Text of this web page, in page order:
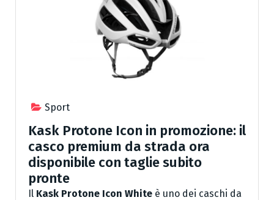
Sport
Kask Protone Icon in promozione: il
casco premium da strada ora
disponibile con taglie subito
pronte
Il Kask Protone Icon White è uno dei caschi da